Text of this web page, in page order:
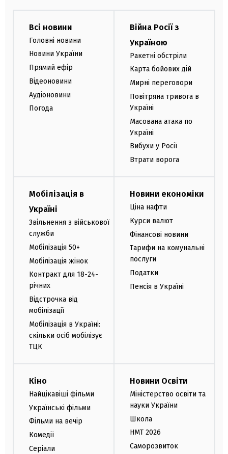
Всі новини
Головні новини
Новини України
Прямий ефір
Відеоновини
Аудіоновини
Погода
Війна Росії з
Україною
Ракетні обстріли
Карта бойових дій
Мирні переговори
Повітряна тривога в
Україні
Масована атака по
Україні
Вибухи у Росії
Втрати ворога
Мобілізація в
Україні
Звільнення з військової
служби
Мобілізація 50+
Мобілізація жінок
Контракт для 18-24-
річних
Відстрочка від
мобілізації
Мобілізація в Україні:
скільки осіб мобілізує
ТЦК
Новини економіки
Ціна нафти
Курси валют
Фінансові новини
Тарифи на комунальні
послуги
Податки
Пенсія в Україні
Кіно
Найцікавіші фільми
Українські фільми
Фільми на вечір
Комедії
Серіали
Новини Освіти
Міністерство освіти та
науки України
Школа
НМТ 2026
Саморозвиток